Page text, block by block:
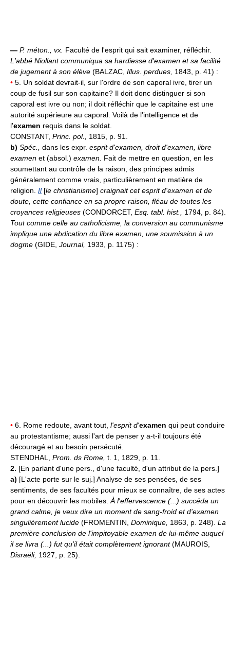
— P. méton., vx. Faculté de l'esprit qui sait examiner, réfléchir.
L'abbé Niollant communiqua sa hardiesse d'examen et sa facilité
de jugement à son élève (BALZAC, Illus. perdues, 1843, p. 41) :
• 5. Un soldat devrait-il, sur l'ordre de son caporal ivre, tirer un
coup de fusil sur son capitaine? Il doit donc distinguer si son
caporal est ivre ou non; il doit réfléchir que le capitaine est une
autorité supérieure au caporal. Voilà de l'intelligence et de
l'examen requis dans le soldat.
CONSTANT, Princ. pol., 1815, p. 91.
b) Spéc., dans les expr. esprit d'examen, droit d'examen, libre
examen et (absol.) examen. Fait de mettre en question, en les
soumettant au contrôle de la raison, des principes admis
généralement comme vrais, particulièrement en matière de
religion. Il[le christianisme] craignait cet esprit d'examen et de
doute, cette confiance en sa propre raison, fléau de toutes les
croyances religieuses (CONDORCET, Esq. tabl. hist., 1794, p. 84).
Tout comme celle au catholicisme, la conversion au communisme
implique une abdication du libre examen, une soumission à un
dogme (GIDE, Journal, 1933, p. 1175) :
• 6. Rome redoute, avant tout, l'esprit d'examen qui peut conduire
au protestantisme; aussi l'art de penser y a-t-il toujours été
découragé et au besoin persécuté.
STENDHAL, Prom. ds Rome, t. 1, 1829, p. 11.
2. [En parlant d'une pers., d'une faculté, d'un attribut de la pers.]
a) [L'acte porte sur le suj.] Analyse de ses pensées, de ses
sentiments, de ses facultés pour mieux se connaître, de ses actes
pour en découvrir les mobiles. À l'effervescence (...) succéda un
grand calme, je veux dire un moment de sang-froid et d'examen
singulièrement lucide (FROMENTIN, Dominique, 1863, p. 248). La
première conclusion de l'impitoyable examen de lui-même auquel
il se livra (...) fut qu'il était complètement ignorant(MAUROIS,
Disraëli, 1927, p. 25).